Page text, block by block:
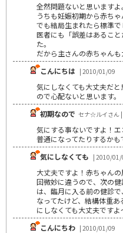
全然問題ないと思いますよ。
うちも妊娠初期から赤ちゃ
でも結局生まれたら標準で
医者にも「誤差はあるこ
た。
だから主さんの赤ちゃん
こんにちは | 2010/01/09
気にしなくても大丈夫だ
ので心配ないと思います。
初期なので セナ☆ルイさん
気にする事ないですよ！
普通になってたりするかも
気にしなくても | 2010/01/
大丈夫ですよ！赤ちゃん
回微妙に違うので、次の
は、臨月に入る前の健診
なってたけど、結構体重
にしなくても大丈夫です
こんにちわ | 2010/01/09